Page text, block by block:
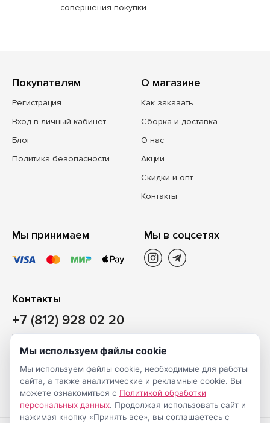
совершения покупки
Покупателям
Регистрация
Вход в личный кабинет
Блог
Политика безопасности
О магазине
Как заказать
Сборка и доставка
О нас
Акции
Скидки и опт
Контакты
Мы принимаем Мы в соцсетях
Контакты
+7 (812) 928 02 20
Наш магазин
Санкт-Петербург, ул. Ворошилова, д. 2, Литер «Р» (БЦ
«Сигнал»), 3 этаж, пом. 2
На карте
Мы используем файлы cookie
Мы используем файлы cookie, необходимые для работы
сайта, а также аналитические и рекламные cookie. Вы
можете ознакомиться с Политикой обработки
персональных данных. Продолжая использовать сайт и
нажимая кнопку «Принять все», вы соглашаетесь с